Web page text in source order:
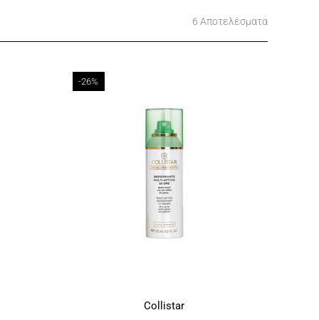
6 Αποτελέσματα
-26%
Collistar